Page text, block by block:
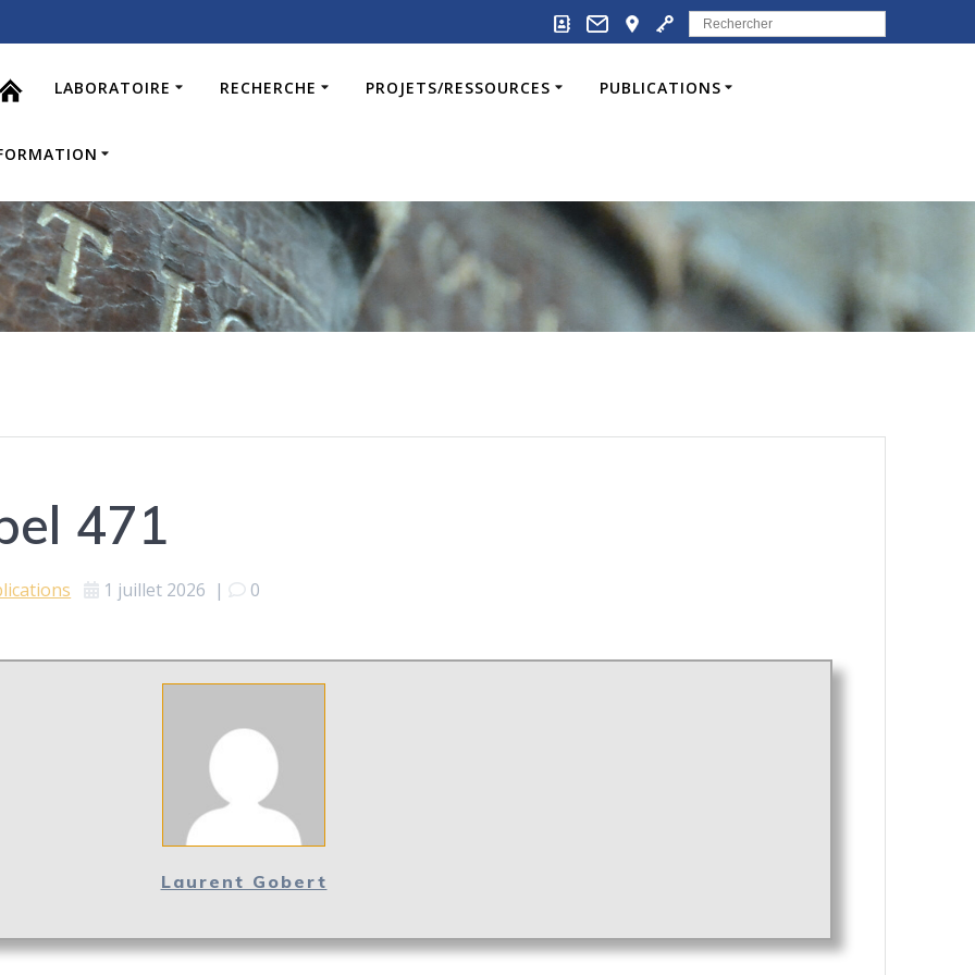
Search
for:
LABORATOIRE RECHERCHE PROJETS/RESSOURCES PUBLICATIONS
471
1 juillet 2026 | 0
Laurent Gobert